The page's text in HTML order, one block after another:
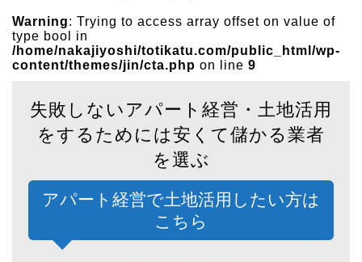
Warning: Trying to access array offset on value of
type bool in
/home/nakajiyoshi/totikatu.com/public_html/wp-
content/themes/jin/cta.php on line 9
失敗しないアパート経営・土地活用
をするためには安くて儲かる業者
を選ぶ
アパート経営で土地活用したい方は
こちら